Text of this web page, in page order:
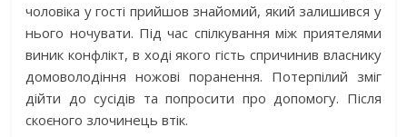
чоловіка у гості прийшов знайомий, який залишився у
нього ночувати. Під час спілкування між приятелями
виник конфлікт, в ході якого гість спричинив власнику
домоволодіння ножові поранення. Потерпілий зміг
дійти до сусідів та попросити про допомогу. Після
скоєного злочинець втік.